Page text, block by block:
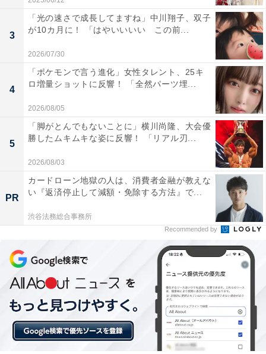
3
「光の速さで成長してますね」中川翔子、双子
が10カ月に！ 「はやいいいい この前...
2026/07/30
4
「ポケモンで言う進化」女性タレント、25キ
ロ増量ショットに反響！ 「全然パーツ埋...
2026/08/05
5
「脚がとんでもないことに」横川尚隆、大会優
勝したムキムキな姿に反響！ 「リアル刃...
2026/08/03
PR
カードローン地獄の人は、消費者金融が教えな
い『返済停止して減額・免除する方法』で...
渋谷法務総合事務所
Recommended by